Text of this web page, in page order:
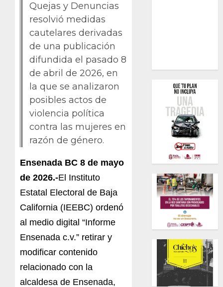
Quejas y Denuncias
resolvió medidas
cautelares derivadas
de una publicación
difundida el pasado 8
de abril de 2026, en
la que se analizaron
posibles actos de
violencia política
contra las mujeres en
razón de género.
Ensenada BC 8 de mayo
de 2026.-El Instituto
Estatal Electoral de Baja
California (IEEBC) ordenó
al medio digital “Informe
Ensenada c.v.” retirar y
modificar contenido
relacionado con la
alcaldesa de Ensenada,